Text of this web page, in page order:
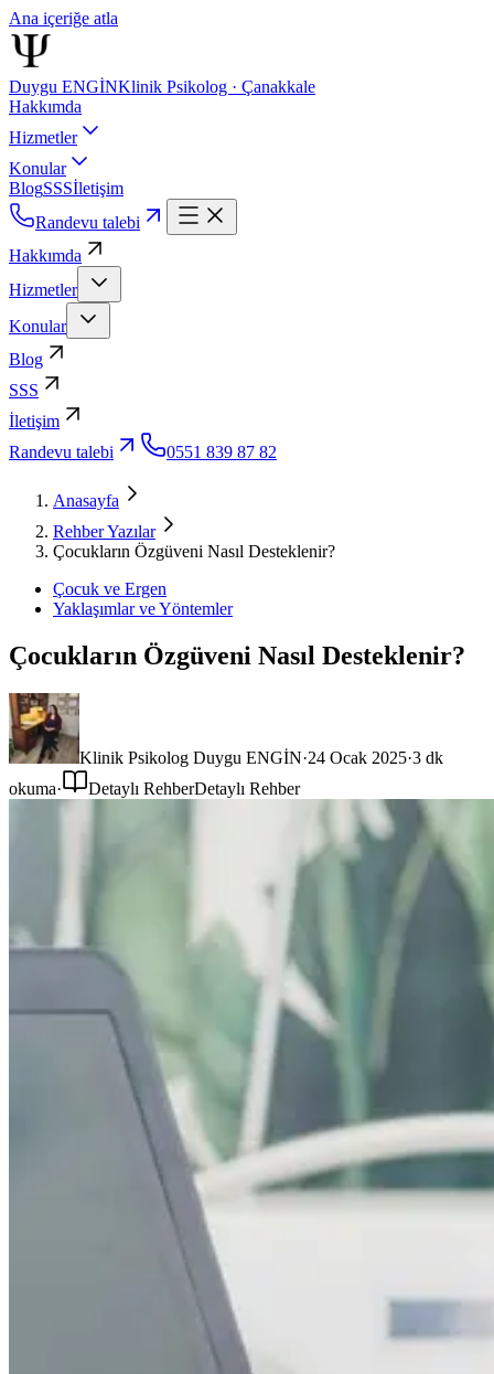
Ana içeriğe atla
Duygu ENGİNKlinik Psikolog · Çanakkale
Hakkımda
Hizmetler
Konular
BlogSSSİletişim
Randevu talebi
Hakkımda
Hizmetler
Konular
Blog
SSS
İletişim
Randevu talebi
0551 839 87 82
Anasayfa
Rehber Yazılar
Çocukların Özgüveni Nasıl Desteklenir?
Çocuk ve Ergen
Yaklaşımlar ve Yöntemler
Çocukların Özgüveni Nasıl Desteklenir?
Klinik Psikolog Duygu ENGİN·24 Ocak 2025·3 dk
okuma· Detaylı RehberDetaylı Rehber